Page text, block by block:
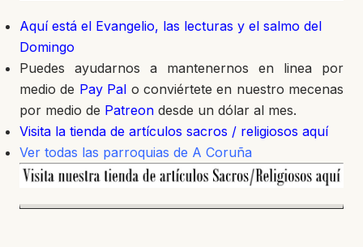
Aquí está el Evangelio, las lecturas y el salmo del
Domingo
Puedes ayudarnos a mantenernos en linea por
medio de Pay Pal o conviértete en nuestro mecenas
por medio de Patreon desde un dólar al mes.
Visita la tienda de artículos sacros / religiosos aquí
Ver todas las parroquias de A Coruña